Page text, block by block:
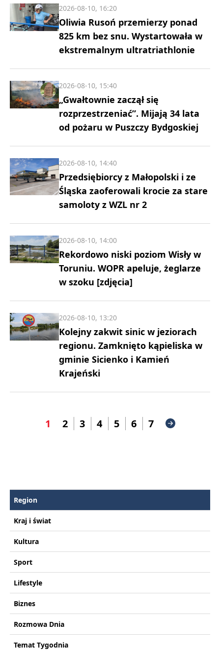
Oliwia Rusoń przemierzy ponad
825 km bez snu. Wystartowała w
ekstremalnym ultratriathlonie
2026-08-10, 16:20
„Gwałtownie zaczął się
rozprzestrzeniać”. Mijają 34 lata
od pożaru w Puszczy Bydgoskiej
2026-08-10, 15:40
Przedsiębiorcy z Małopolski i ze
Śląska zaoferowali krocie za stare
samoloty z WZL nr 2
2026-08-10, 14:40
Rekordowo niski poziom Wisły w
Toruniu. WOPR apeluje, żeglarze
w szoku [zdjęcia]
2026-08-10, 14:00
Kolejny zakwit sinic w jeziorach
regionu. Zamknięto kąpieliska w
gminie Sicienko i Kamień
Krajeński
2026-08-10, 13:20
1 2 3 4 5 6 7
Region
Kraj i świat
Kultura
Sport
Lifestyle
Biznes
Rozmowa Dnia
Temat Tygodnia